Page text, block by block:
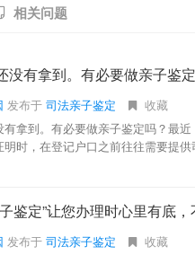
相关问题
没有拿到。有必要做亲子鉴
发布于 司法亲子鉴定
收藏
拿到。有必要做亲子鉴定吗？最
时，在登记户口之前往往需要提
鉴定”让您办理时心里有底
发布于 司法亲子鉴定
收藏